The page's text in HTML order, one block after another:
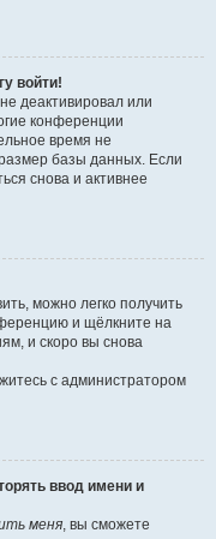
войти!
деактивировал или
конференции
время не
базы данных. Если
снова и активнее
можно легко получить
и щёлкните на
и скоро вы снова
с администратором
ввод имени и
меня, вы сможете